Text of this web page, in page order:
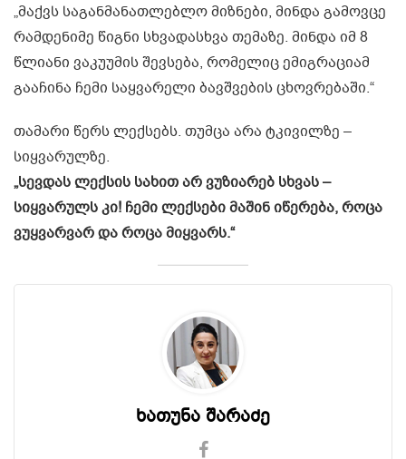
„მაქვს საგანმანათლებლო მიზნები, მინდა გამოვცე
რამდენიმე წიგნი სხვადასხვა თემაზე. მინდა იმ 8
წლიანი ვაკუუმის შევსება, რომელიც ემიგრაციამ
გააჩინა ჩემი საყვარელი ბავშვების ცხოვრებაში.“
თამარი წერს ლექსებს. თუმცა არა ტკივილზე –
სიყვარულზე.
„სევდას ლექსის სახით არ ვუზიარებ სხვას –
სიყვარულს კი! ჩემი ლექსები მაშინ იწერება, როცა
ვუყვარვარ და როცა მიყვარს.“
ხათუნა შარაძე